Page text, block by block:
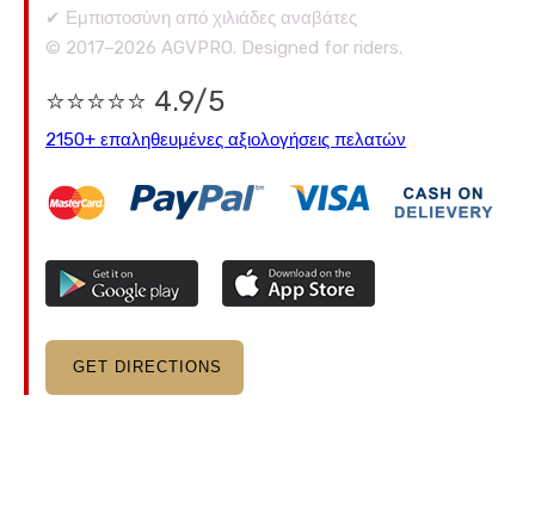
✔ Εμπιστοσύνη από χιλιάδες αναβάτες
© 2017–2026 AGVPRO. Designed for riders.
⭐⭐⭐⭐⭐ 4.9/5
2150+ επαληθευμένες αξιολογήσεις πελατών
GET DIRECTIONS